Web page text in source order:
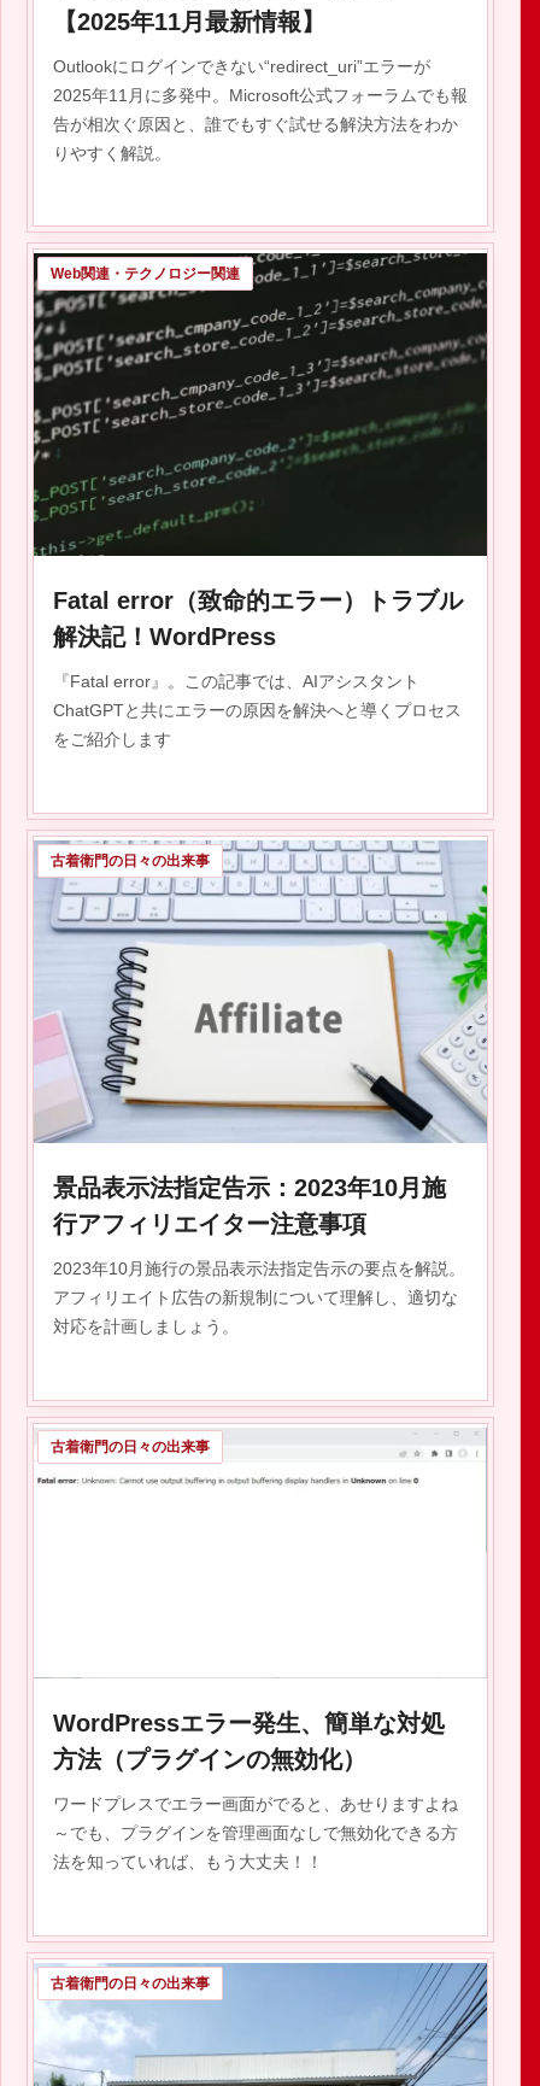
【2025年11月最新情報】
Outlookにログインできない“redirect_uri”エラーが
2025年11月に多発中。Microsoft公式フォーラムでも報
告が相次ぐ原因と、誰でもすぐ試せる解決方法をわか
りやすく解説。
Web関連・テクノロジー関連
Fatal error（致命的エラー）トラブル
解決記！WordPress
『Fatal error』。この記事では、AIアシスタント
ChatGPTと共にエラーの原因を解決へと導くプロセス
をご紹介します
2023.09.28
古着衛門の日々の出来事
景品表示法指定告示：2023年10月施
行アフィリエイター注意事項
2023年10月施行の景品表示法指定告示の要点を解説。
アフィリエイト広告の新規制について理解し、適切な
対応を計画しましょう。
古着衛門の日々の出来事
WordPressエラー発生、簡単な対処
方法（プラグインの無効化）
ワードプレスでエラー画面がでると、あせりますよね
～でも、プラグインを管理画面なしで無効化できる方
法を知っていれば、もう大丈夫！！
古着衛門の日々の出来事